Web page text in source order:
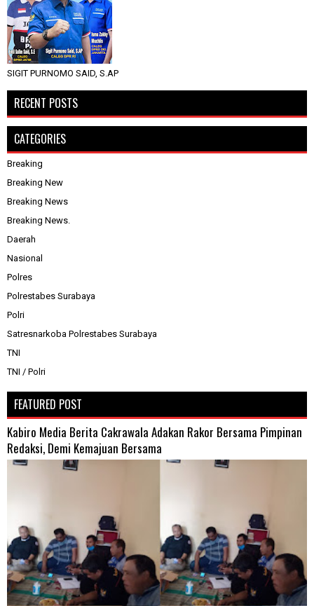
SIGIT PURNOMO SAID, S.AP
RECENT POSTS
CATEGORIES
Breaking
Breaking New
Breaking News
Breaking News.
Daerah
Nasional
Polres
Polrestabes Surabaya
Polri
Satresnarkoba Polrestabes Surabaya
TNI
TNI / Polri
FEATURED POST
Kabiro Media Berita Cakrawala Adakan Rakor Bersama Pimpinan
Redaksi, Demi Kemajuan Bersama